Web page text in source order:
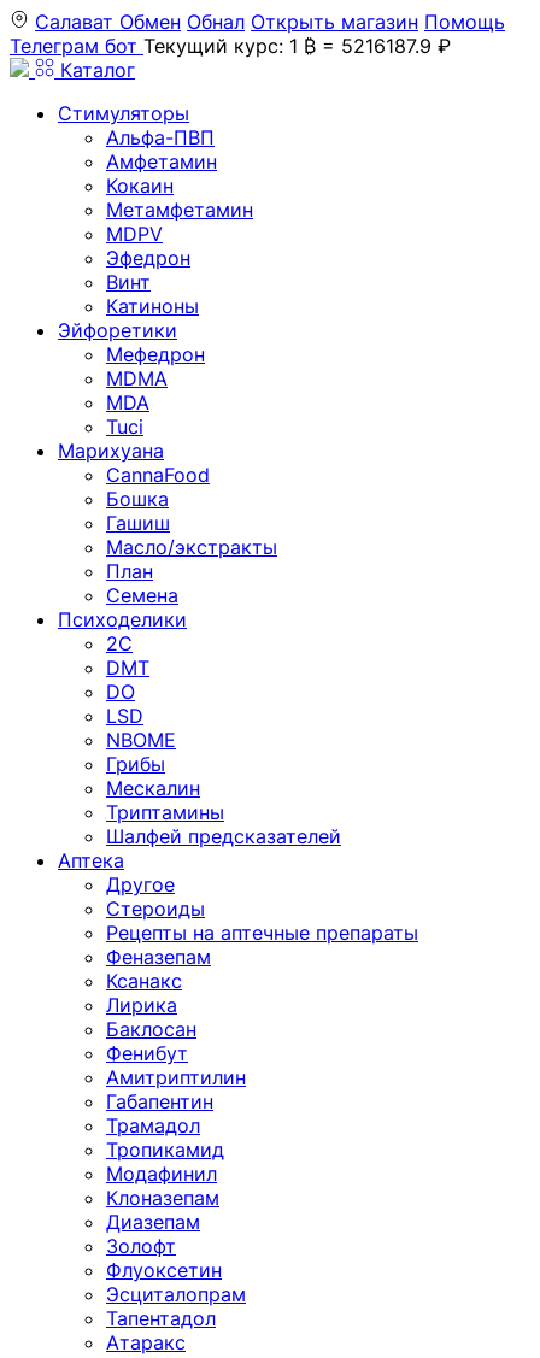
Салават Обмен Обнал Открыть магазин Помощь
Телеграм бот Текущий курс: 1 ₿ = 5216187.9 ₽
Каталог
Стимуляторы
Альфа-ПВП
Амфетамин
Кокаин
Метамфетамин
MDPV
Эфедрон
Винт
Катиноны
Эйфоретики
Мефедрон
MDMA
MDA
Tuci
Марихуана
CannaFood
Бошка
Гашиш
Масло/экстракты
План
Семена
Психоделики
2C
DMT
DO
LSD
NBOME
Грибы
Мескалин
Триптамины
Шалфей предсказателей
Аптека
Другое
Стероиды
Рецепты на аптечные препараты
Феназепам
Ксанакс
Лирика
Баклосан
Фенибут
Амитриптилин
Габапентин
Трамадол
Тропикамид
Модафинил
Клоназепам
Диазепам
Золофт
Флуоксетин
Эсциталопрам
Тапентадол
Атаракс